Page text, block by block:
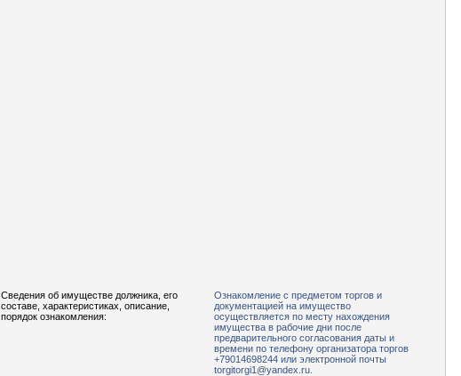
Сведения об имуществе должника, его
составе, характеристиках, описание,
порядок ознакомления:
Ознакомление с предметом торгов и
документацией на имущество
осуществляется по месту нахождения
имущества в рабочие дни после
предварительного согласования даты и
времени по телефону организатора торгов
+79014698244 или электронной почты
torgitorgi1@yandex.ru.